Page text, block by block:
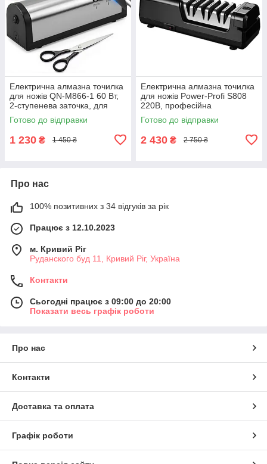
Електрична алмазна точилка
для ножів QN-M866-1 60 Вт,
2-ступенева заточка, для
ножів і ножиць, нержавіюча
сталь
Готово до відправки
1 230 ₴ 1 450 ₴
Електрична алмазна точилка
для ножів Power-Profi S808
220В, професійна
багатофункціональна
ножеточка
Готово до відправки
2 430 ₴ 2 750 ₴
Про нас
100% позитивних з 34 відгуків за рік
Працює з 12.10.2023
м. Кривий Ріг
Руданского буд 11, Кривий Ріг, Україна
Контакти
Сьогодні працює з 09:00 до 20:00
Показати весь графік роботи
Про нас
Контакти
Доставка та оплата
Графік роботи